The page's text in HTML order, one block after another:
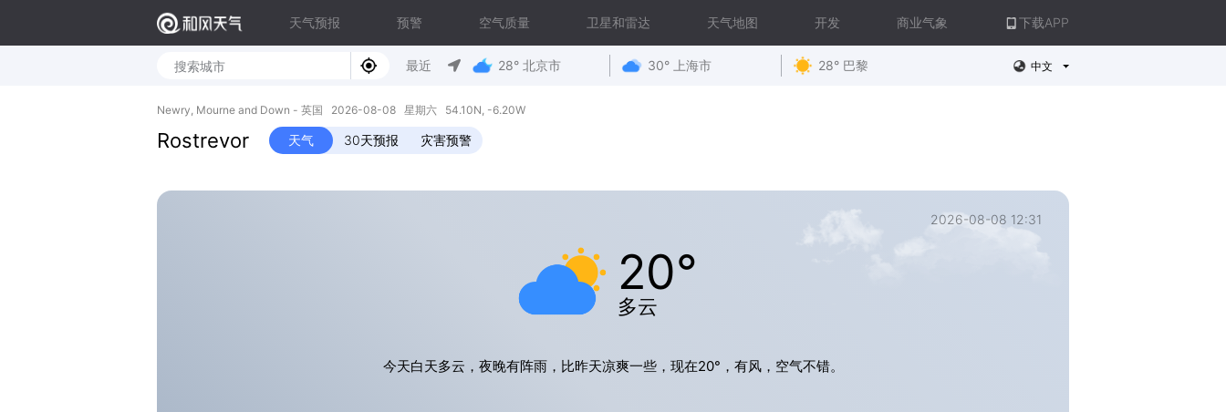
天气预报 预警 空气质量 卫星和雷达 天气地图 开发 商业气象 下载APP
最近 28° 北京市 30° 上海市 28° 巴黎 中文
Newry, Mourne and Down - 英国 2026-08-08 星期六 54.10N, -6.20W
Rostrevor 天气 30天预报 灾害预警
2026-08-08 12:31
20°
多云
今天白天多云，夜晚有阵雨，比昨天凉爽一些，现在20°，有风，空气不错。